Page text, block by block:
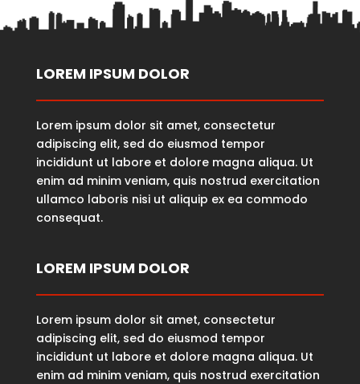
LOREM IPSUM DOLOR
Lorem ipsum dolor sit amet, consectetur
adipiscing elit, sed do eiusmod tempor
incididunt ut labore et dolore magna aliqua. Ut
enim ad minim veniam, quis nostrud exercitation
ullamco laboris nisi ut aliquip ex ea commodo
consequat.
LOREM IPSUM DOLOR
Lorem ipsum dolor sit amet, consectetur
adipiscing elit, sed do eiusmod tempor
incididunt ut labore et dolore magna aliqua. Ut
enim ad minim veniam, quis nostrud exercitation